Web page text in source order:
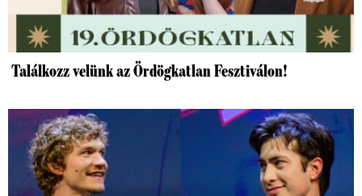
Találkozz velünk az Ördögkatlan Fesztiválon!